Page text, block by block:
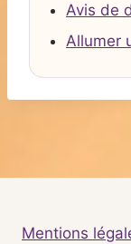
Avis de
Allumer
Mentions